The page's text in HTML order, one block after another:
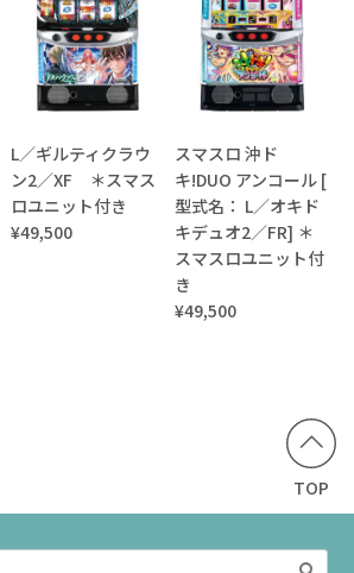
L／ギルティクラウ
ン2／XF ＊スマス
ロユニット付き
¥49,500
スマスロ 沖ド
キ!DUO アンコール [
型式名： L／オキド
キデュオ2／FR] ＊
スマスロユニット付
き
¥49,500
TOP